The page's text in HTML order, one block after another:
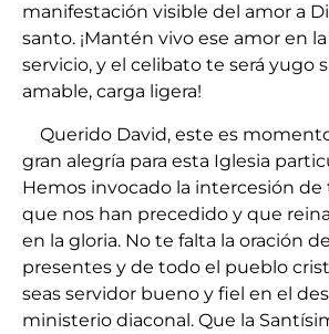
manifestación visible del amor a
santo. ¡Mantén vivo ese amor en
servicio, y el celibato te será yugo
amable, carga ligera!
Querido David, este es
gran alegría para esta Iglesia
Hemos invocado la intercesión de
que nos han precedido y que
en la gloria. No te falta la oración
presentes y de todo el pueblo
seas servidor bueno y fiel en el
ministerio diaconal. Que la